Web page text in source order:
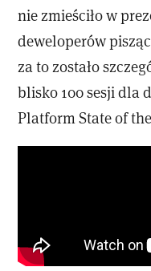
nie zmieściło w
deweloperów
za to zostało
blisko 100 sesji dla
Platform State of